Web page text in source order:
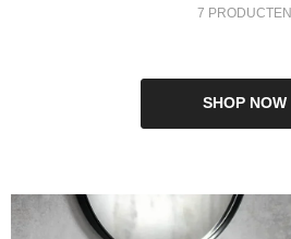
7 PRODUCTEN
SHOP NOW